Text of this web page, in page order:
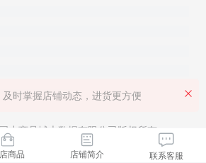
小商品城大数据有限公司版权所有
商品 店铺简介 联系客服
时掌握店铺动态，进货更方便